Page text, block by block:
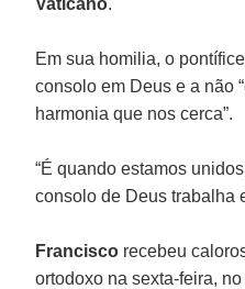
Em sua homilia, o
consolo em Deus e a não
harmonia que nos cerca”.
“É quando estamos
consolo de Deus trabalha
Francisco recebeu
ortodoxo na sexta-feira,